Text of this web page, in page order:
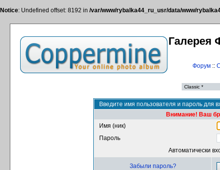
Notice: Undefined offset: 8192 in /var/www/rybalka44_ru_usr/data/www/
Галерея
Форум::
Введите имя пользователя и пароль для
Внимание! Ваш
Имя (ник)
Пароль
Автоматически
Забыли пароль?